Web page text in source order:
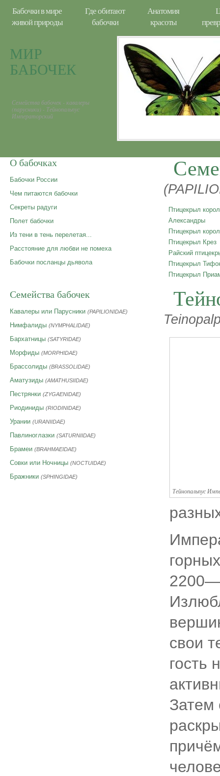
Бабочки в мире
живой природы
Где обитают
бабочки
Анатомия
красоты
МИР
БАБОЧЕК
Семейства бабочек - кавалеры
(парусники) - Тейнопальпус
Императорский
О бабочках
Бабочки России
Чем питаются бабочки
Секреты радуги
Полет бабочки
Из тени в тень перелетая...
Расстояние для любви не помеха
Бабочки посланцы дьявола
Семейства бабочек
Кавалеры или Парусники (PAPILIONIDAE)
Нимфалиды (NYMPHALIDAE)
Бархатницы (SATYRIDAE)
Морфиды (MORPHIDAE)
Брассолиды (BRASSOLIDAE)
Аматузиды (AMATHUSIIDAE)
Пестрянки (ZYGAENIDAE)
Риодиниды (RIODINIDAE)
Урании (URANIIDAE)
Павлиноглазки (SATURNIIDAE)
Брамеи (BRAHMAEIDAE)
Совки или Ночницы (NOCTUIDAE)
Бражники (SPHINGIDAE)
Птицекрыл
Александры
Птицекрыл
Птицекрыл Крез
Райский
Птицекрыл
Птицекрыл
Тейнопальпус
свои
гость
Затем